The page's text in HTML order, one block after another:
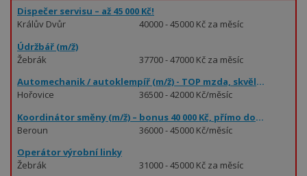
Dispečer servisu – až 45 000 Kč!
Králův Dvůr
40000 - 45000 Kč za měsíc
Údržbář (m/ž)
Žebrák
37700 - 47000 Kč za měsíc
Automechanik / autoklempíř (m/ž) - TOP mzda, skvělé benefity
Hořovice
36500 - 42000 Kč/měsíc
Koordinátor směny (m/ž) – bonus 40 000 Kč, přímo do kmene
Beroun
36000 - 45000 Kč/měsíc
Operátor výrobní linky
Žebrák
31000 - 45000 Kč za měsíc